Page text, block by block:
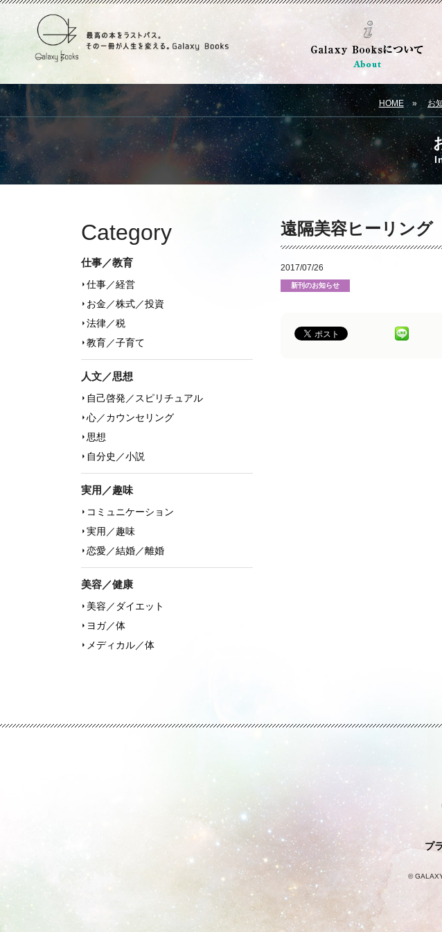
HOME お
遠隔美容ヒーリング
2017/07/26
新刊のお知らせ
Category
仕事／教育
仕事／経営
お金／株式／投資
法律／税
教育／子育て
人文／思想
自己啓発／スピリチュアル
心／カウンセリング
思想
自分史／小説
実用／趣味
コミュニケーション
実用／趣味
恋愛／結婚／離婚
美容／健康
美容／ダイエット
ヨガ／体
メディカル／体
プ
©